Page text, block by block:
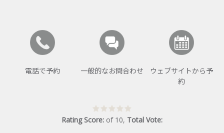
電話で予約 一般的なお問合わせ
ウェブサイトから予
約
Rating Score: of 10, Total Vote: